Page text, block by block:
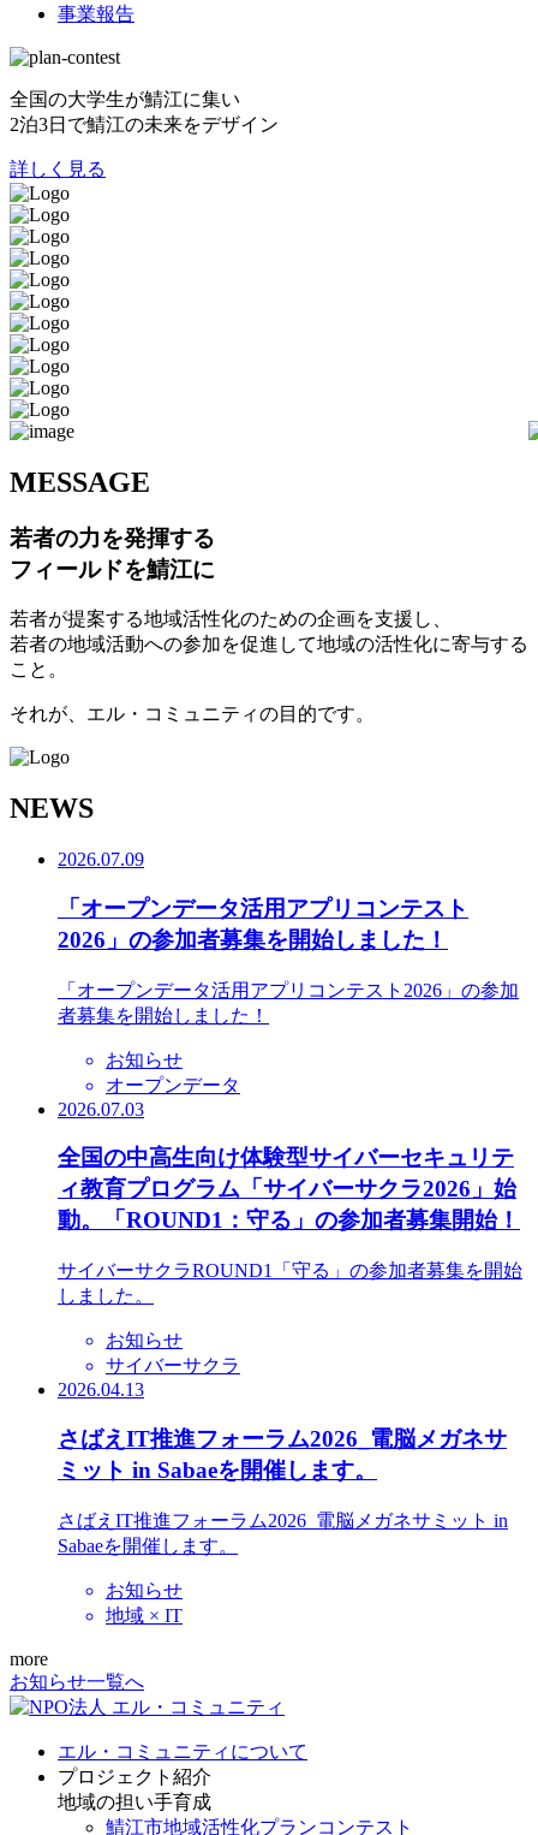
事業報告
全国の大学生が鯖江に集い
2泊3日で鯖江の未来をデザイン
詳しく見る
MESSAGE
若者の力を発揮する
フィールドを鯖江に
若者が提案する地域活性化のための企画を支援し、
若者の地域活動への参加を促進して地域の活性化に寄与する
こと。
それが、エル・コミュニティの目的です。
NEWS
2026.07.09
「オープンデータ活用アプリコンテスト
2026」の参加者募集を開始しました！
「オープンデータ活用アプリコンテスト2026」の参加
者募集を開始しました！
お知らせ
オープンデータ
2026.07.03
全国の中高生向け体験型サイバーセキュリテ
ィ教育プログラム「サイバーサクラ2026」始
動。「ROUND1：守る」の参加者募集開始！
サイバーサクラROUND1「守る」の参加者募集を開始
しました。
お知らせ
サイバーサクラ
2026.04.13
さばえIT推進フォーラム2026_電脳メガネサ
ミット in Sabaeを開催します。
さばえIT推進フォーラム2026_電脳メガネサミット in
Sabaeを開催します。
お知らせ
地域 × IT
more
お知らせ一覧へ
エル・コミュニティについて
プロジェクト紹介
地域の担い手育成
鯖江市地域活性化プランコンテスト